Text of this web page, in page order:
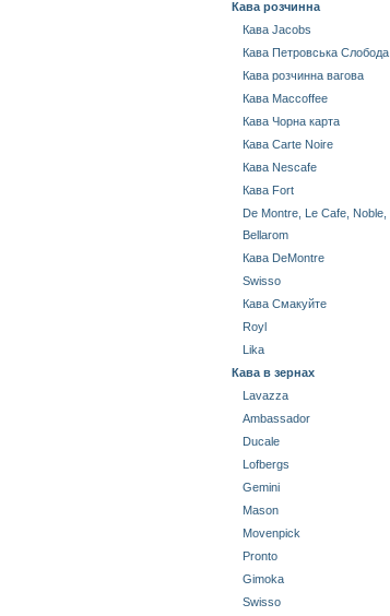
Кава розчинна
Кава Jacobs
Кава Петровська Слобода
Кава розчинна вагова
Кава Maccoffee
Кава Чорна карта
Кава Carte Noire
Кава Nescafe
Кава Fort
De Montre, Le Cafe, Noble,
Bellarom
Кава DeMontre
Swisso
Кава Смакуйте
Royl
Lika
Кава в зернах
Lavazza
Ambassador
Ducale
Lofbergs
Gemini
Mason
Movenpick
Pronto
Gimoka
Swisso